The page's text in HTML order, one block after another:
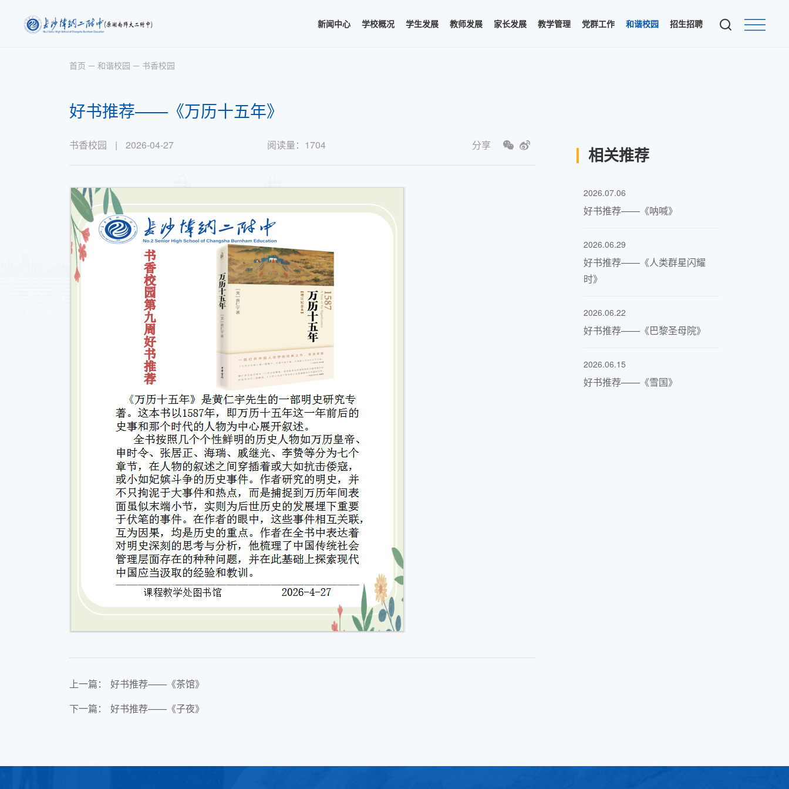
新闻中心 学校概况 学生发展 教师发展 家长发展 教学管理 党群工作 和谐校园 招生招聘
首页 和谐校园 书香校园
好书推荐——《万历十五年》
书香校园 | 2026-04-27 阅读量： 1704 分享
上一篇：
好书推荐——《茶馆》
下一篇：
好书推荐——《子夜》
相关推荐
2026.07.06
好书推荐——《呐喊》
2026.06.29
好书推荐——《人类群星闪耀
时》
2026.06.22
好书推荐——《巴黎圣母院》
2026.06.15
好书推荐——《雪国》